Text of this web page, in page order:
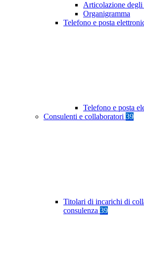
Articolazione
Organigramma
Telefono e posta
Telefono e posta
Consulenti e collaboratori 39
Titolari di incarichi di
consulenza 39